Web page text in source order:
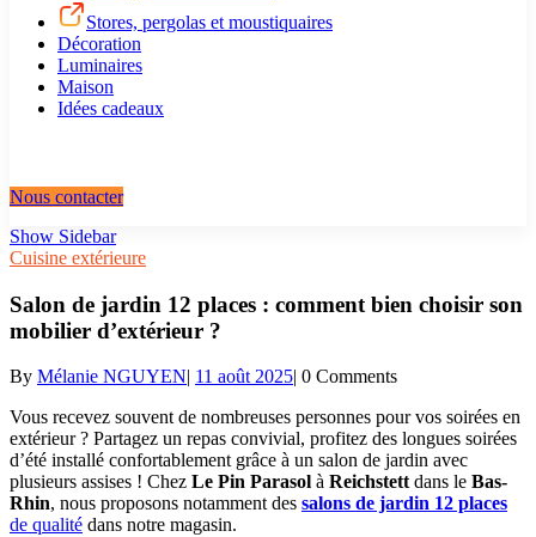
Stores, pergolas et moustiquaires
Décoration
Luminaires
Maison
Idées cadeaux
Nous contacter
Show Sidebar
Cuisine extérieure
Salon de jardin 12 places : comment bien choisir son
mobilier d’extérieur ?
By Mélanie NGUYEN| 11 août 2025| 0 Comments
Vous recevez souvent de nombreuses personnes pour vos soirées en
extérieur ? Partagez un repas convivial, profitez des longues soirées
d’été installé confortablement grâce à un salon de jardin avec
plusieurs assises ! Chez Le Pin Parasol à Reichstettdans le Bas-
Rhin, nous proposons notamment des salons de jardin 12 places
de qualité dans notre magasin.